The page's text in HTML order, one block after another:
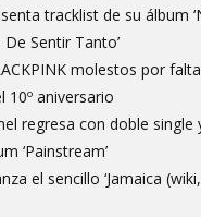
tracklist de su álbum
Sentir Tanto’
molestos por
10º aniversario
regresa con doble single
‘Painstream’
el sencillo ‘Jamaica (wiki,